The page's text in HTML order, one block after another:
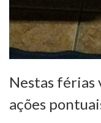
Nestas férias
ações